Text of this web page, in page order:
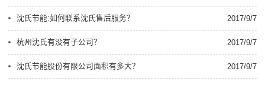
沈氏节能:如何联系沈氏售后服务？ 2017/9/7
杭州沈氏有没有子公司？ 2017/9/7
沈氏节能股份有限公司面积有多大？ 2017/9/7